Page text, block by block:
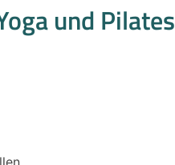
und Pilates